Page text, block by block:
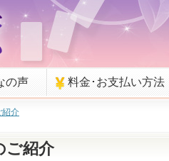
の声 料金･お支払い方法
紹介
ご紹介